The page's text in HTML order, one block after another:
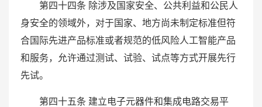
第四十四条 除涉及国家安全、公共利益和公民人
身安全的领域外，对于国家、地方尚未制定标准但符
合国际先进产品标准或者规范的低风险人工智能产品
和服务，允许通过测试、试验、试点等方式开展先行
先试。
第四十五条 建立电子元器件和集成电路交易平